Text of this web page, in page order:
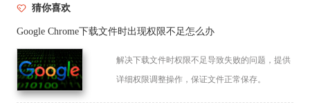
猜你喜欢
Google Chrome下载文件时出现权限不足怎么办
解决下载文件时权限不足导致失败的问题，提供
详细权限调整操作，保证文件正常保存。